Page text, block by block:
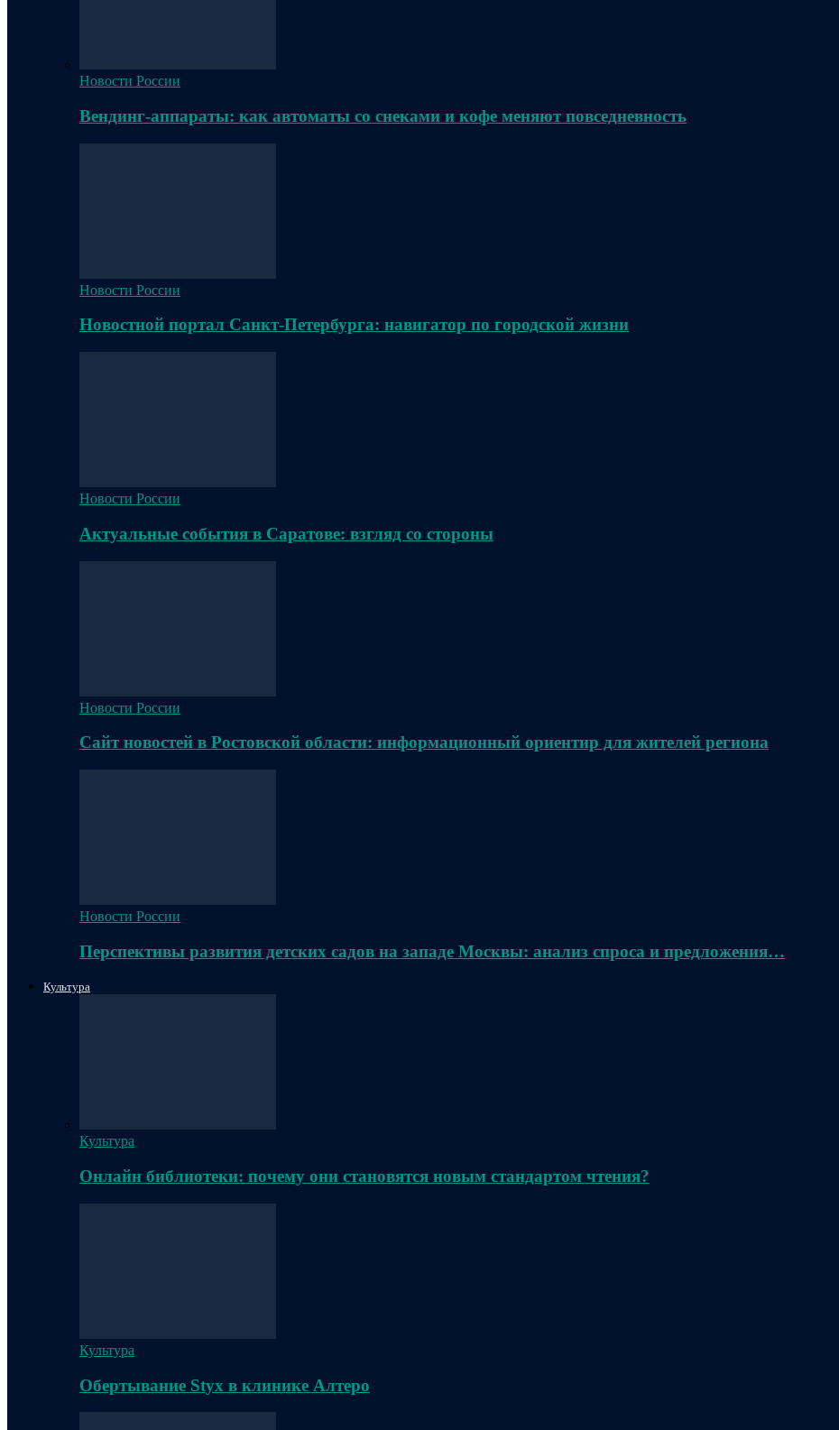
Новости России
Вендинг-аппараты: как автоматы со снеками и кофе меняют повседневность
Новости России
Новостной портал Санкт-Петербурга: навигатор по городской жизни
Новости России
Актуальные события в Саратове: взгляд со стороны
Новости России
Сайт новостей в Ростовской области: информационный ориентир для жителей региона
Новости России
Перспективы развития детских садов на западе Москвы: анализ спроса и предложения…
Культура
Культура
Онлайн библиотеки: почему они становятся новым стандартом чтения?
Культура
Обертывание Styx в клинике Алтеро